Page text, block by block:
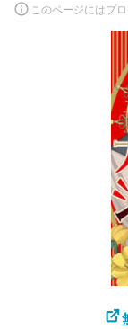
このページにはプ